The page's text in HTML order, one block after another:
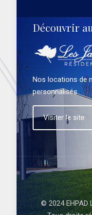
Découvrir
Nos locations de
personnalisés
Visiter le site
© 2024 EHPAD